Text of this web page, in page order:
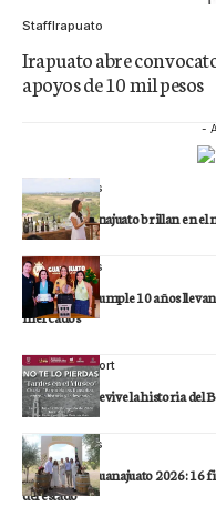
StaffIrapuato
Irapuato abre
apoyos de 10 mil pesos
-
Noticias
Vinos de Guanajuato brillan en
StaffNoticias
Marca GTO cumple 10 años
mercados
StaffComonfort
Comonfort revive la historia del
StaffNoticias
Vendimias Guanajuato 2026: 16
del estado